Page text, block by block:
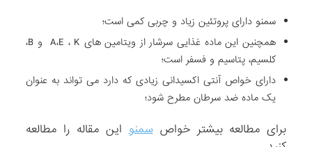
سمنو دارای پروتئین زیاد و چربی کمی است؛
همچنین این ماده غذایی سرشار از ویتامین های A،E ، K و B،
کلسیم، پتاسیم و فسفر است؛
دارای خواص آنتی اکسیدانی زیادی که دارد می تواند به عنوان
یک ماده ضد سرطان مطرح شود؛
برای مطالعه بیشتر خواصسمنواین مقاله را مطالعه